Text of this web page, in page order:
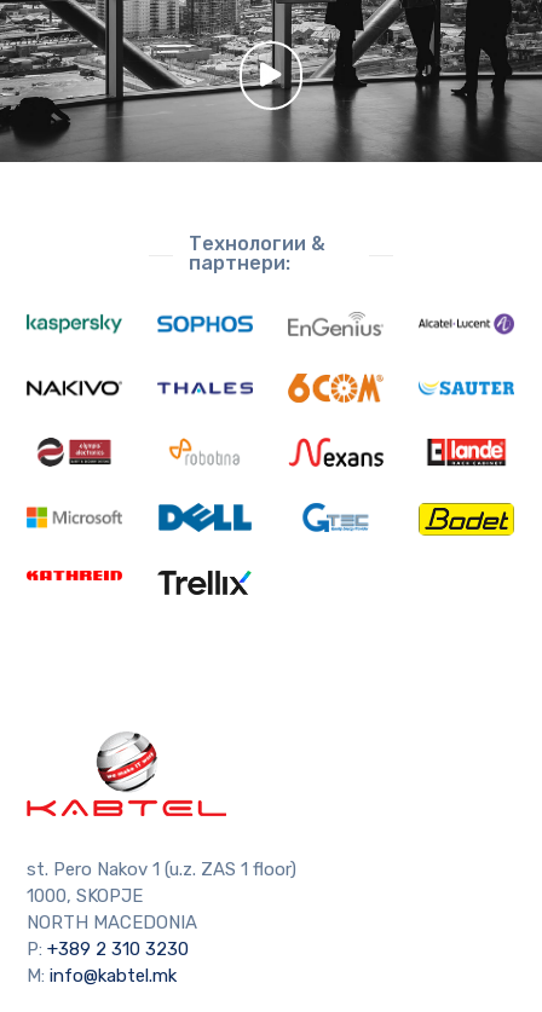
Технoлогии &
партнери:
st. Pero Nakov 1 (u.z. ZAS 1 floor)
1000, SKOPJE
NORTH MACEDONIA
P: +389 2 310 3230
M:info@kabtel.mk